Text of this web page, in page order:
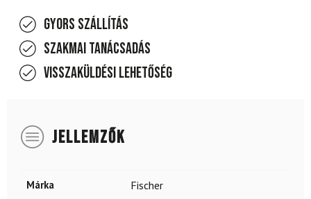
Gyors szállítás
Szakmai tanácsadás
Visszaküldési lehetőség
JELLEMZŐK
Márka Fischer